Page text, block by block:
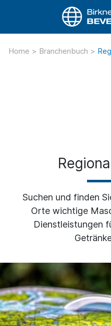
Home > Branchenbuch >
Suchen und finden
Orte wichtige
Dienstleistungen